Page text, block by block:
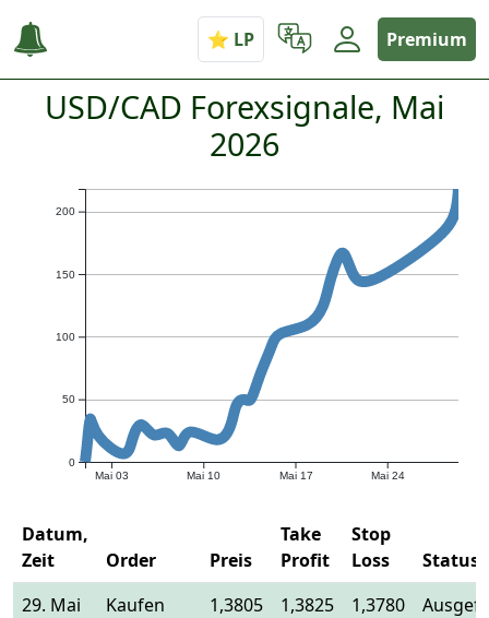
Premium
USD/CAD Forexsignale, Mai
2026
Mai 03 Mai 10 Mai 17 Mai 24
0
50
100
150
200
Datum,
Zeit
Order Preis
Take
Profit
Stop
Loss
Status
29. Mai
Kaufen 1,3805 1,3825 1,3780